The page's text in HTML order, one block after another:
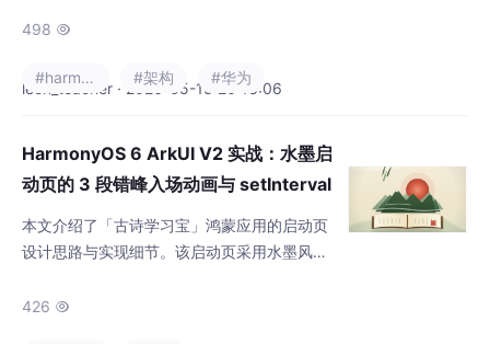
出统一Navigation根+PageMap路由表架构，
型安全跳转，并采用onShown+favVersion版
498 
leon_teacher · 2026-05-15 20:18:06
#harmonyos #架构 #华为
HarmonyOS 6 ArkUI V2 实战：水墨启
动页的 3 段错峰入场动画与 setInterval
进度条
本文介绍了「古诗学习宝」鸿蒙应用的启动页
设计思路与实现细节。该启动页采用水墨风
浮、副标题淡入）营造古典意境，并包含3秒
426 